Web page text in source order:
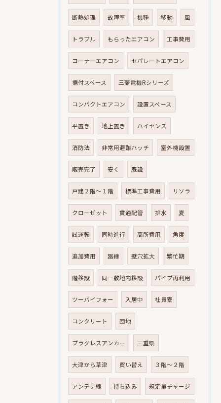
断熱処理 故障率 機種 移動 風
トラブル もらったエアコン 工事費用
コーナーエアコン セパレートエアコン
据付スペース 三菱電機Rシリーズ
コンパクトエアコン 設置スペース
平置き 地上置き ハイセンス
消防法 非常用避難ハッチ 室外機設置
販売完了 安く 既設
戸建２階～１階 標準工事費用 リソラ
クローゼット 貫通配管 排水 夏
試運転 同時進行 高所費用 角度
追加費用 廻縁 壁穴拡大 繁忙期
階移設 同一敷地内移設 パイプ再利用
ツーバイフォー 入居中 社員寮
コンクリート 団地
プラグレスアンカー 三重県
大津から草津 買い替え ３階～２階
アンテナ線 持ち込み 規定量チャージ